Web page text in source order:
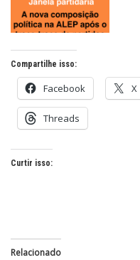
Compartilhe isso:
Facebook X
Threads
Curtir isso:
Relacionado